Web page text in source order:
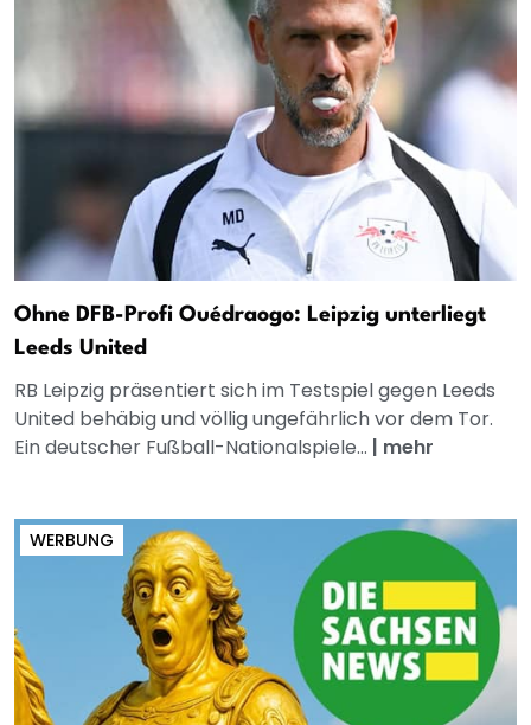
Ohne DFB-Profi Ouédraogo: Leipzig unterliegt
Leeds United
RB Leipzig präsentiert sich im Testspiel gegen Leeds
United behäbig und völlig ungefährlich vor dem Tor.
Ein deutscher Fußball-Nationalspiele... | mehr
WERBUNG